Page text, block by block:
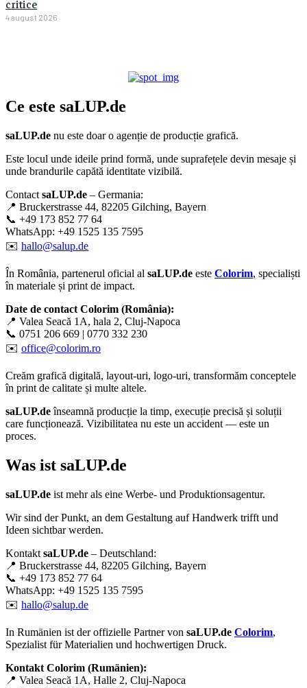
critice
4 august 2026
Ce este saLUP.de
saLUP.de nu este doar o agenție de producție grafică.
Este locul unde ideile prind formă, unde suprafețele devin mesaje și
unde brandurile capătă identitate vizibilă.
Contact saLUP.de – Germania:
📍 Bruckerstrasse 44, 82205 Gilching, Bayern
📞 +49 173 852 77 64
WhatsApp: +49 1525 135 7595
✉️ hallo@salup.de
În România, partenerul oficial al saLUP.de este Colorim, specialiști
în materiale și print de impact.
Date de contact Colorim (România):
📍 Valea Seacă 1A, hala 2, Cluj-Napoca
📞 0751 206 669 | 0770 332 230
✉️ office@colorim.ro
Creăm grafică digitală, layout-uri, logo-uri, transformăm conceptele
în print de calitate și multe altele.
saLUP.deînseamnă producție la timp, execuție precisă și soluții
care funcționează. Vizibilitatea nu este un accident — este un
proces.
Was ist saLUP.de
saLUP.de ist mehr als eine Werbe- und Produktionsagentur.
Wir sind der Punkt, an dem Gestaltung auf Handwerk trifft und
Ideen sichtbar werden.
Kontakt saLUP.de – Deutschland:
📍 Bruckerstrasse 44, 82205 Gilching, Bayern
📞 +49 173 852 77 64
WhatsApp: +49 1525 135 7595
✉️ hallo@salup.de
In Rumänien ist der offizielle Partner von saLUP.de Colorim,
Spezialist für Materialien und hochwertigen Druck.
Kontakt Colorim (Rumänien):
📍 Valea Seacă 1A, Halle 2, Cluj-Napoca